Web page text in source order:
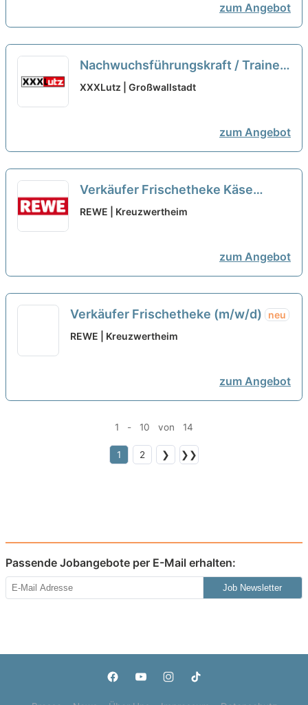
zum Angebot
Nachwuchsführungskraft / Trainee
Lagerleiter (m/w/d)
XXXLutz | Großwallstadt
zum Angebot
Verkäufer Frischetheke Käse
(m/w/d) 3415 neu
REWE | Kreuzwertheim
zum Angebot
Verkäufer Frischetheke (m/w/d)
neu
REWE | Kreuzwertheim
zum Angebot
1 - 10 von 14
1 2 ❯ ❯❯
Passende Jobangebote per E-Mail erhalten:
Job Newsletter